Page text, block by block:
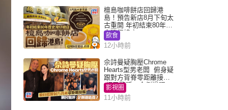
檀島咖啡餅店回歸港
島！預告新店8月下旬太
古重開 年初結束80年歷
史灣仔總店
飲食
12小時前
佘詩曼疑胸壓Chrome
Hearts型男老闆 俯身疑
跟對方背脊零距離接觸
網民驚呼：企側邊唔
得？
影視圈
11小時前